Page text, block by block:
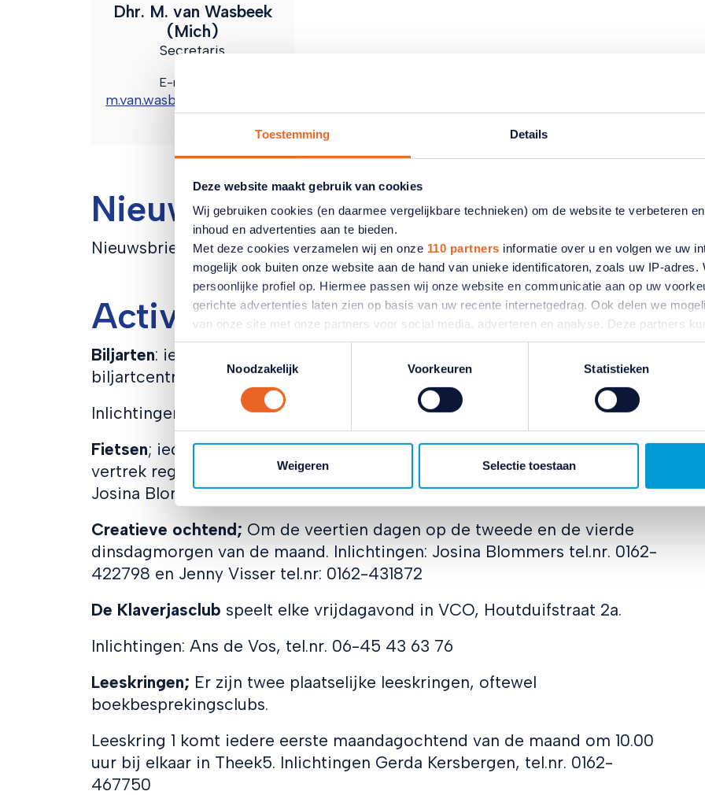
Toestemming Details
Deze website maakt gebruik van cookies
Wij gebruiken cookies (en daarmee vergelijkbare technieken) om de website te verbeteren
inhoud en advertenties aan te bieden.
Met deze cookies verzamelen wij en onze 110 partners informatie over u en volgen we uw
mogelijk ook buiten onze website aan de hand van unieke identificatoren, zoals uw IP-adres.
persoonlijke profiel op. Hiermee passen wij onze website en communicatie aan op uw
gerichte advertenties laten zien op basis van uw recente internetgedrag. Ook delen we
van onze site met onze partners voor social media, adverteren en analyse. Deze partners
combineren met andere informatie die u aan ze heeft verstrekt of die ze hebben verzameld
hun services. Verandert u later van gedachten? U kunt uw voorkeuren aanpassen of uw
Lees hierover meer in ons
en cookiebeleid
Toestemmingsselectie
Noodzakelijk
Voorkeuren Statistieken
Weigeren Selectie toestaan
Dhr. M. van Wasbeek
(Mich)
Secretaris
E-mailadres
m.van.wasbeek@kpnmail.nl
Nieuwsbrieven
Nieuwsbrieven staan op dewebsite ANBO-PCOB Oosterhout
Activiteiten
Biljarten: iedere woensdagavond van 19.00 tot 21.30 uur. Locatie:
biljartcentrum ‘t Hartje
Inlichtingen: Piet Guis, tel.06-53607023
Fietsen; iedere woensdagmiddag van 13.45 -17.00 uur (behalve, als het bij
vertrek regent). Start bij het Hertenkamp aan de Slotlaan. Inlichtingen:
Josina Blommers tel. 0162-422798.
Creatieve ochtend; Om de veertien dagen op de tweede en de vierde
dinsdagmorgen van de maand. Inlichtingen: Josina Blommers tel.nr. 0162-
422798 en Jenny Visser tel.nr: 0162-431872
De Klaverjasclub speelt elke vrijdagavond in VCO, Houtduifstraat 2a.
Inlichtingen: Ans de Vos, tel.nr. 06-45 43 63 76
Leeskringen; Er zijn twee plaatselijke leeskringen, oftewel
boekbesprekingsclubs.
Leeskring 1 komt iedere eerste maandagochtend van de maand om 10.00
uur bij elkaar in Theek5. Inlichtingen Gerda Kersbergen, tel.nr. 0162-
467750